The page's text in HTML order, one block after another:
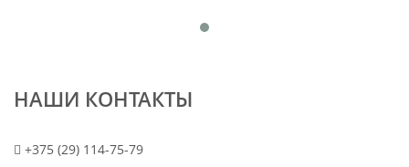
НАШИ КОНТАКТЫ
+375 (29) 114-75-79